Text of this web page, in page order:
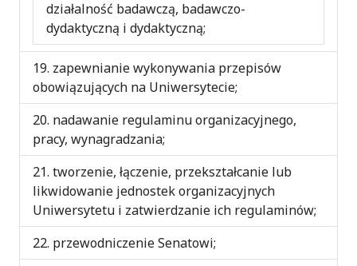
działalność badawczą, badawczo-
dydaktyczną i dydaktyczną;
zapewnianie wykonywania przepisów
obowiązujących na Uniwersytecie;
nadawanie regulaminu organizacyjnego,
pracy, wynagradzania;
tworzenie, łączenie, przekształcanie lub
likwidowanie jednostek organizacyjnych
Uniwersytetu i zatwierdzanie ich regulaminów;
przewodniczenie Senatowi;